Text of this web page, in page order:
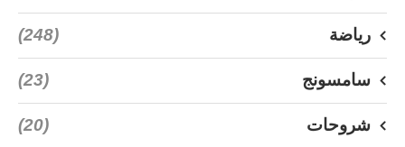
رياضة (248)
سامسونج (23)
شروحات (20)